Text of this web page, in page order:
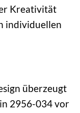
Kreativität
individuellen
überzeugt
2956-034 vor